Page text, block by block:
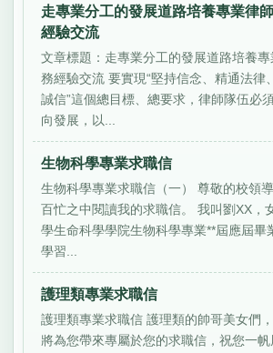
走專業分工的發展道路培養專業律
經驗交流
文章標題：走專業分工的發展道路培養
務經驗交流 要實現“堅持信念、精通法律
誠信”這個總目標、總要求，律師隊伍必
向發展，以...
生物科學專業求職信
生物科學專業求職信（一） 尊敬的校領
百忙之中閱讀我的求職信。 我叫劉XX，
學生命科學學院生物科學專業**屆應屆畢
學習...
護理類專業求職信
護理類專業求職信 護理類的帥哥美女們
將為您帶來專屬於您的求職信，祝您一